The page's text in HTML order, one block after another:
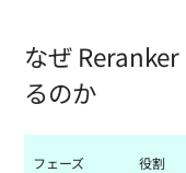
なぜ
るのか
フェーズ 役割